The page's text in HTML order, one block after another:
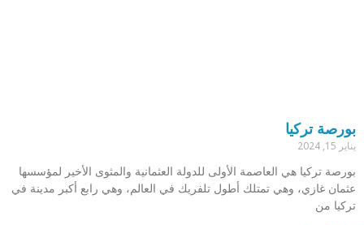
بورصة تركيا
يناير 15, 2024
بورصة تركيا هي العاصمة الأولى للدولة العثمانية والمثوى الأخير لمؤسسها
عثمان غازي، وهي تمتلك أطول تلفريك في العالم، وهي رابع أكبر مدينة في
تركيا من